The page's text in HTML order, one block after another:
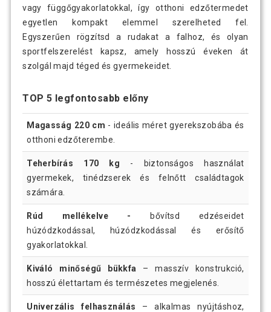
vagy függőgyakorlatokkal, így otthoni edzőtermedet
egyetlen kompakt elemmel szerelheted fel.
Egyszerűen rögzítsd a rudakat a falhoz, és olyan
sportfelszerelést kapsz, amely hosszú éveken át
szolgál majd téged és gyermekeidet.
TOP 5 legfontosabb előny
Magasság 220 cm - ideális méret gyerekszobába és
otthoni edzőterembe.
Teherbírás 170 kg - biztonságos használat
gyermekek, tinédzserek és felnőtt családtagok
számára.
Rúd mellékelve -
bővítsd edzéseidet
húzódzkodással, húzódzkodással és erősítő
gyakorlatokkal.
Kiváló minőségű bükkfa
– masszív konstrukció,
hosszú élettartam és természetes megjelenés.
Univerzális felhasználás – alkalmas nyújtáshoz,